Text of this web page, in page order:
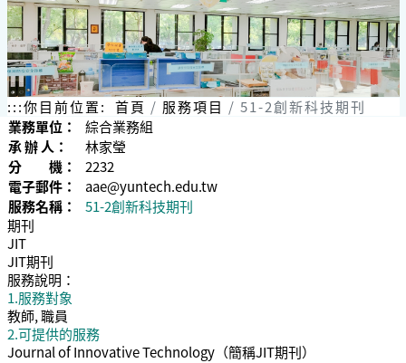
:::你目前位置: 首頁 服務項目
51-2創新科技期刊
業務單位：
綜合業務組
承 辦 人：
林家瑩
分 機：
2232
電子郵件：
aae@yuntech.edu.tw
服務名稱：
51-2創新科技期刊
期刊
JIT
JIT期刊
服務說明：
1.服務對象
教師, 職員
2.可提供的服務
Journal of Innovative Technology（簡稱JIT期刊）